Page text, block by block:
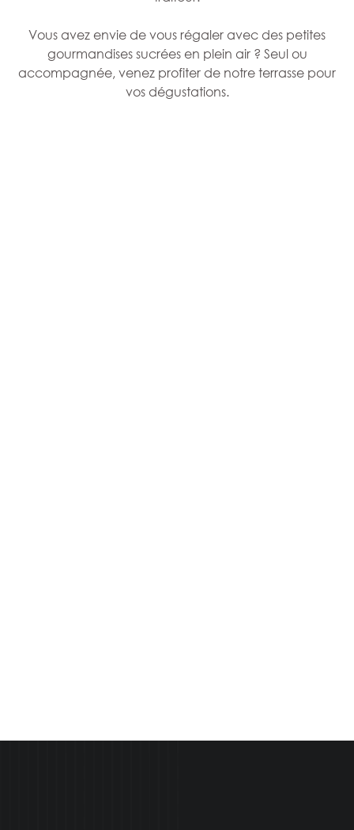
Vous avez envie de vous régaler avec des petites
gourmandises sucrées en plein air ? Seul ou
accompagnée, venez profiter de notre terrasse pour
vos dégustations.